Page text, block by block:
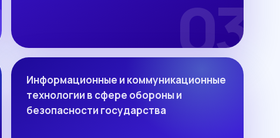
Информационные и коммуникационные
технологии в сфере обороны и
безопасности государства